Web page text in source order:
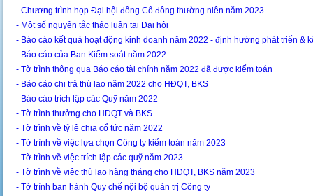
- Chương trình họp Đại hội đồng Cổ đông thường niên năm 2023
- Một số nguyên tắc thảo luận tại Đại hội
- Báo cáo kết quả hoạt động kinh doanh năm 2022 - định hướng phát triển &
- Báo cáo của Ban Kiểm soát năm 2022
- Tờ trình thông qua Báo cáo tài chính năm 2022 đã được kiểm toán
- Báo cáo chi trả thù lao năm 2022 cho HĐQT, BKS
- Báo cáo trích lập các Quỹ năm 2022
- Tờ trình thưởng cho HĐQT và BKS
- Tờ trình về tỷ lệ chia cổ tức năm 2022
- Tờ trình về việc lựa chọn Công ty kiểm toán năm 2023
- Tờ trình về việc trích lập các quỹ năm 2023
- Tờ trình về việc thù lao hàng tháng cho HĐQT, BKS năm 2023
- Tờ trình ban hành Quy chế nội bộ quản trị Công ty